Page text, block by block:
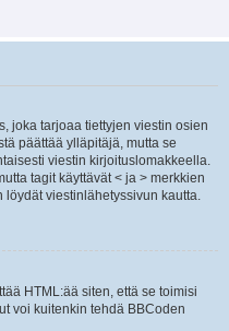
joka tarjoaa tiettyjen viestin osien
päättää ylläpitäjä, mutta se
viestin kirjoituslomakkeella.
tagit käyttävät < ja > merkkien
viestinlähetyssivun kautta.
HTML:ää siten, että se toimisi
voi kuitenkin tehdä BBCoden